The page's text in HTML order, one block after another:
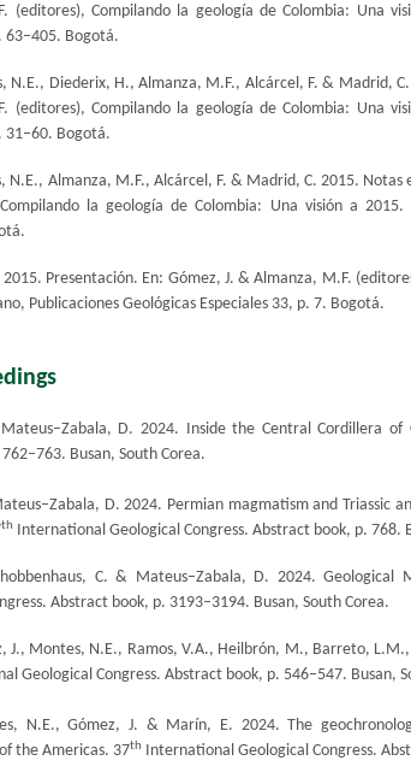
(editores), Compilando la geología de Colombia: Una
63–405. Bogotá.
N.E., Diederix, H., Almanza, M.F., Alcárcel, F. & Madrid,
(editores), Compilando la geología de Colombia: Una
31–60. Bogotá.
N.E., Almanza, M.F., Alcárcel, F. & Madrid, C. 2015.
la geología de Colombia: Una visión a 2015.
Presentación. En: Gómez, J. & Almanza, M.F.
Publicaciones Geológicas Especiales 33, p. 7. Bogotá.​
D. 2024. Inside the Central Cordillera of
Busan, South Corea.
D. 2024. Permian magmatism and Triassic
th International Geological Congress. Abstract book, p. 768.
C. & Mateus–Zabala, D. 2024.
Abstract book, p. 3193–3194. Busan, South Corea.
J., Montes, N.E., Ramos, V.A., Heilbrón, M., Barreto,
Geological Congress. Abstract book, p. 546–547. Busan,
N.E.,Gómez, J. & Marín, E. 2024. The
the Americas. 37th International Geological Congress.